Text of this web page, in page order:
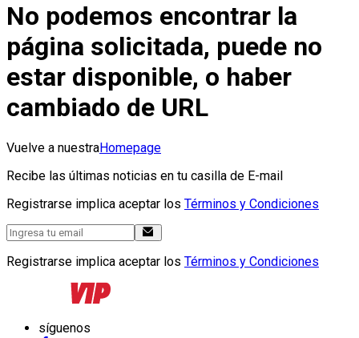
No podemos encontrar la
página solicitada, puede no
estar disponible, o haber
cambiado de URL
Vuelve a nuestraHomepage
Recibe las últimas noticias en tu casilla de E-mail
Registrarse implica aceptar los Términos y Condiciones
Registrarse implica aceptar los Términos y Condiciones
síguenos